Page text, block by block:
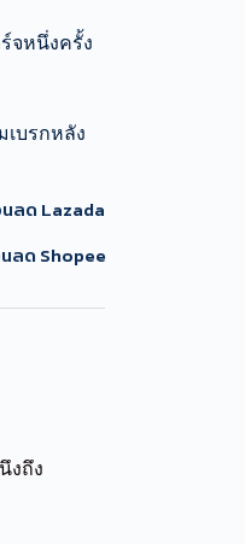
จหนึ่งครั้ง
เบรกหลัง
นลด Lazada
ลด Shopee
งถึง